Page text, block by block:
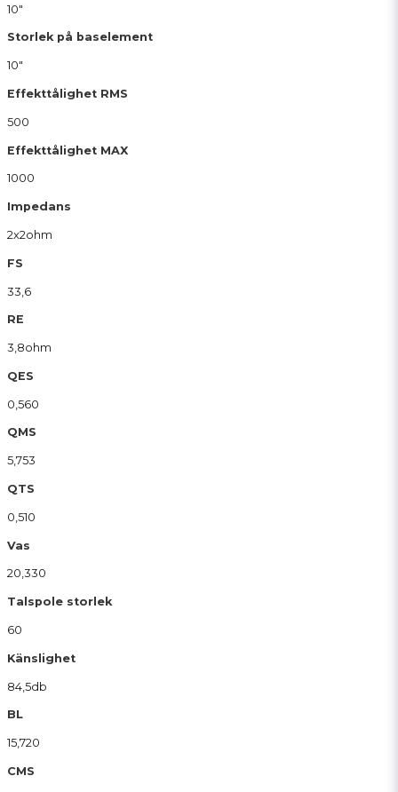
10"
Storlek på baselement
10"
Effekttålighet RMS
500
Effekttålighet MAX
1000
Impedans
2x2ohm
FS
33,6
RE
3,8ohm
QES
0,560
QMS
5,753
QTS
0,510
Vas
20,330
Talspole storlek
60
Känslighet
84,5db
BL
15,720
CMS